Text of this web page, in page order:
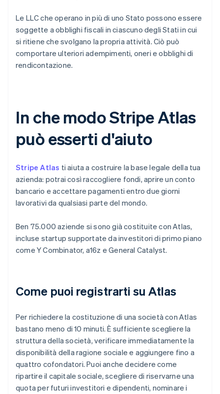
Le LLC che operano in più di uno Stato possono essere
soggette a obblighi fiscali in ciascuno degli Stati in cui
si ritiene che svolgano la propria attività. Ciò può
comportare ulteriori adempimenti, oneri e obblighi di
rendicontazione.
In che modo Stripe Atlas
può esserti d'aiuto
Stripe Atlas ti aiuta a costruire la base legale della tua
azienda: potrai così raccogliere fondi, aprire un conto
bancario e accettare pagamenti entro due giorni
lavorativi da qualsiasi parte del mondo.
Ben 75.000 aziende si sono già costituite con Atlas,
incluse startup supportate da investitori di primo piano
come Y Combinator, a16z e General Catalyst.
Come puoi registrarti su Atlas
Per richiedere la costituzione di una società con Atlas
bastano meno di 10 minuti. È sufficiente scegliere la
struttura della società, verificare immediatamente la
disponibilità della ragione sociale e aggiungere fino a
quattro cofondatori. Puoi anche decidere come
ripartire il capitale sociale, scegliere di riservarne una
quota per futuri investitori e dipendenti, nominare i